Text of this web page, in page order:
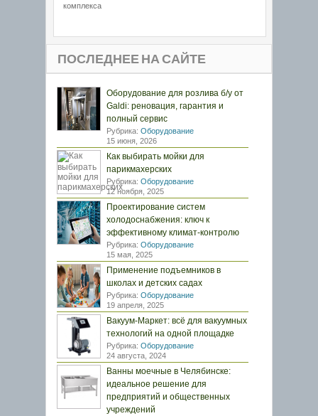
комплекса
ПОСЛЕДНЕЕ НА САЙТЕ
Оборудование для розлива б/у от
Galdi: реновация, гарантия и
полный сервис
Рубрика: Оборудование
15 июня, 2026
Как выбирать мойки для
парикмахерских
Рубрика: Оборудование
12 ноября, 2025
Проектирование систем
холодоснабжения: ключ к
эффективному климат-контролю
Рубрика: Оборудование
15 мая, 2025
Применение подъемников в
школах и детских садах
Рубрика: Оборудование
19 апреля, 2025
Вакуум-Маркет: всё для вакуумных
технологий на одной площадке
Рубрика: Оборудование
24 августа, 2024
Ванны моечные в Челябинске:
идеальное решение для
предприятий и общественных
учреждений